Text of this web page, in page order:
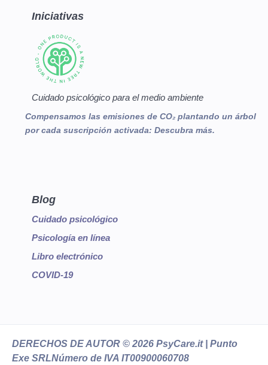
Iniciativas
Cuidado psicológico para el medio ambiente
Compensamos las emisiones de CO₂ plantando un árbol
por cada suscripción activada: Descubra más.
Blog
Cuidado psicológico
Psicología en línea
Libro electrónico
COVID-19
DERECHOS DE AUTOR © 2026 PsyCare.it | Punto
Exe SRLNúmero de IVA IT00900060708